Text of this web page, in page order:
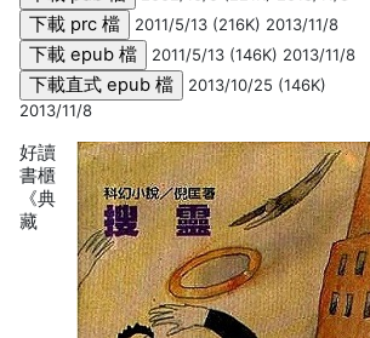
2011/5/13 (216K) 2013/11/8
2011/5/13 (146K) 2013/11/8
2013/10/25 (146K)
2013/11/8
好讀
書櫃
《典
藏